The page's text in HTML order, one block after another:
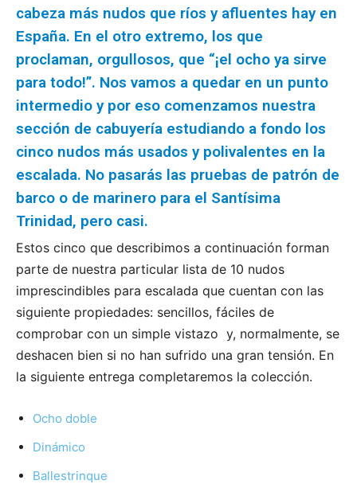
cabeza más nudos que ríos y afluentes hay en
España. En el otro extremo, los que
proclaman, orgullosos, que “¡el ocho ya sirve
para todo!”. Nos vamos a quedar en un punto
intermedio y por eso comenzamos nuestra
sección de cabuyería estudiando a fondo los
cinco nudos más usados y polivalentes en la
escalada. No pasarás las pruebas de patrón de
barco o de marinero para el Santísima
Trinidad, pero casi.
Estos cinco que describimos a continuación forman
parte de nuestra particular lista de 10 nudos
imprescindibles para escalada que cuentan con las
siguiente propiedades: sencillos, fáciles de
comprobar con un simple vistazo y, normalmente, se
deshacen bien si no han sufrido una gran tensión. En
la siguiente entrega completaremos la colección.
Ocho doble
Dinámico
Ballestrinque